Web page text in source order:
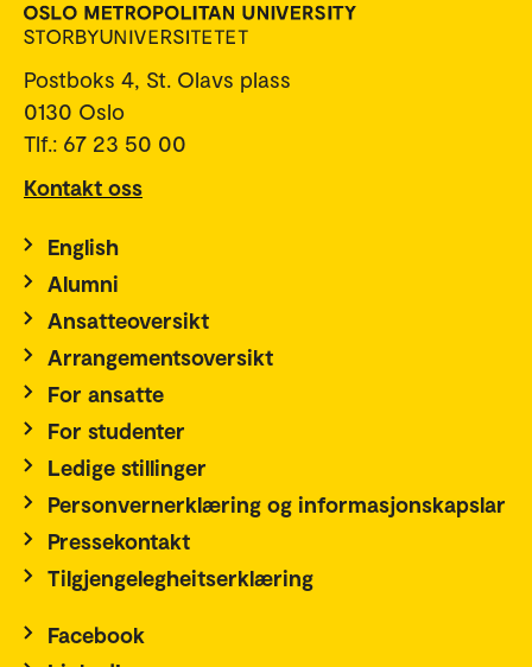
Postboks 4, St. Olavs plass
0130 Oslo
Tlf.: 67 23 50 00
Kontakt oss
English
Alumni
Ansatteoversikt
Arrangementsoversikt
For ansatte
For studenter
Ledige stillinger
Personvernerklæring og informasjonskapslar
Pressekontakt
Tilgjengelegheitserklæring
Facebook